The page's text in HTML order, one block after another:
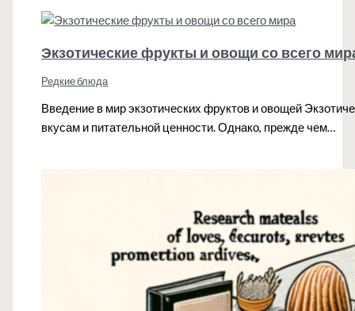
Экзотические фрукты и овощи со всего
Редкие блюда
Введение в мир экзотических фруктов и овощей
вкусам и питательной ценности. Однако, прежде чем…